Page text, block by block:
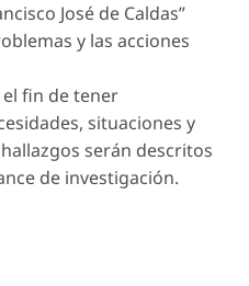
José de Caldas”
y las acciones
fin de tener
situaciones y
serán descritos
de investigación.